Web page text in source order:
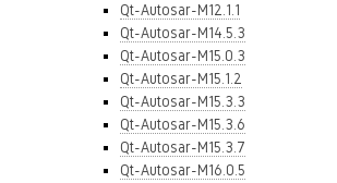
Qt-Autosar-M12.1.1
Qt-Autosar-M14.5.3
Qt-Autosar-M15.0.3
Qt-Autosar-M15.1.2
Qt-Autosar-M15.3.3
Qt-Autosar-M15.3.6
Qt-Autosar-M15.3.7
Qt-Autosar-M16.0.5